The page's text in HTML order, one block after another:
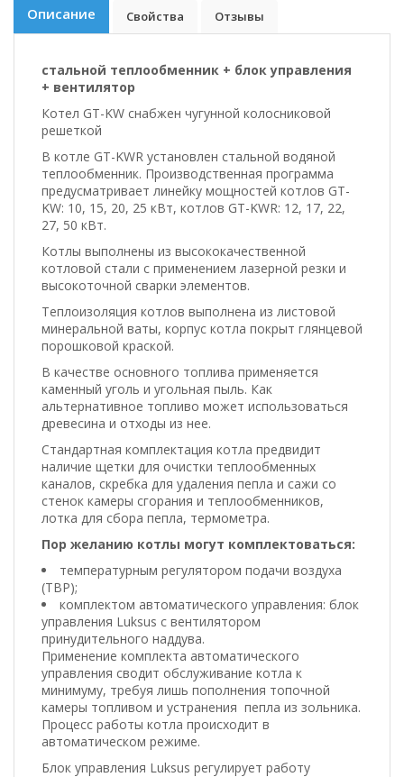
Описание Свойства Отзывы
стальной теплообменник + блок управления
+ вентилятор
Котел GT-KW снабжен чугунной колосниковой
решеткой
В котле GT-KWR установлен стальной водяной
теплообменник. Производственная программа
предусматривает линейку мощностей котлов GT-
KW: 10, 15, 20, 25 кВт, котлов GT-KWR: 12, 17, 22,
27, 50 кВт.
Котлы выполнены из высококачественной
котловой стали с применением лазерной резки и
высокоточной сварки элементов.
Теплоизоляция котлов выполнена из листовой
минеральной ваты, корпус котла покрыт глянцевой
порошковой краской.
В качестве основного топлива применяется
каменный уголь и угольная пыль. Как
альтернативное топливо может использоваться
древесина и отходы из нее.
Стандартная комплектация котла предвидит
наличие щетки для очистки теплообменных
каналов, скребка для удаления пепла и сажи со
стенок камеры сгорания и теплообменников,
лотка для сбора пепла, термометра.
Пор желанию котлы могут комплектоваться:
температурным регулятором подачи воздуха
(ТВР);
комплектом автоматического управления: блок
управления Luksus с вентилятором
принудительного наддува.
Применение комплекта автоматического
управления сводит обслуживание котла к
минимуму, требуя лишь пополнения топочной
камеры топливом и устранения пепла из зольника.
Процесс работы котла происходит в
автоматическом режиме.
Блок управления Luksus регулирует работу